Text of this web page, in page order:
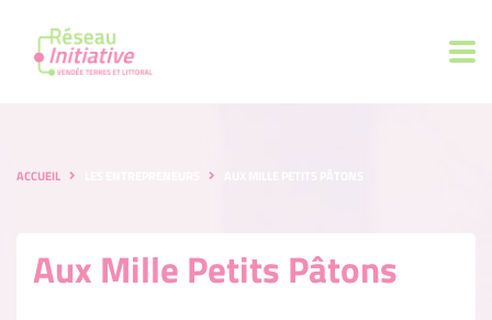
ACCUEIL
Aux Mille Petits Pâtons